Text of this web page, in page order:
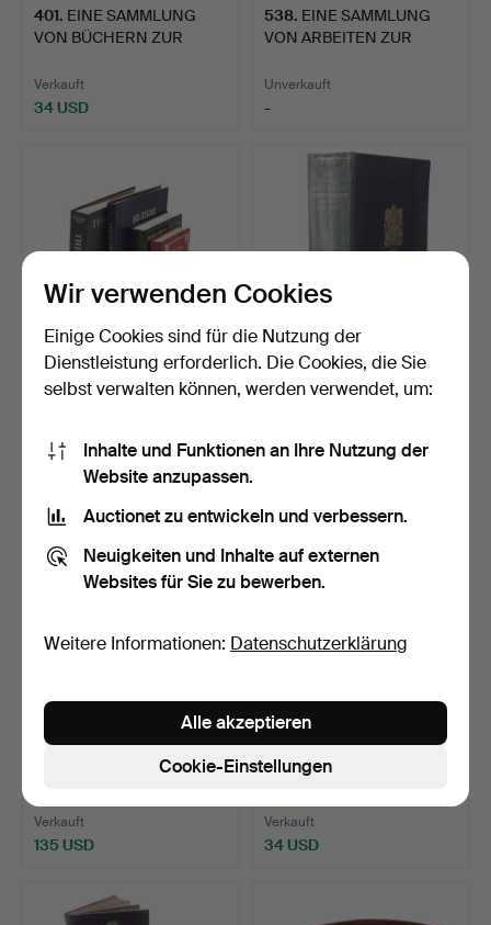
I look forward to seeing you in Crewkerne. Do get in
Matthew Denney, Coins, Medals Militaria Specialist
401. EINE SAMMLUNG
VON BÜCHERN ZUR
Verkauft
34 USD
538. EINE SAMMLUNG
VON ARBEITEN ZUR
Unverkauft
-
639. J.A. BOWMAN
Unverkauft
657.DAS KÖNIGLICHE
Unverkauft
B…
Verkauft
135 USD
VON BÜCHERN ÜBER
Verkauft
34 USD
Wir verwenden Cookies
Einige Cookies sind für die Nutzung der
Dienstleistung erforderlich. Die Cookies, die Sie
selbst verwalten können, werden verwendet, um:
Inhalte und Funktionen an Ihre Nutzung der
Website anzupassen.
Auctionet zu entwickeln und verbessern.
Neuigkeiten und Inhalte auf externen
Websites für Sie zu bewerben.
Weitere Informationen: Datenschutzerklärung
Cookie-Einstellungen
Alle akzeptieren